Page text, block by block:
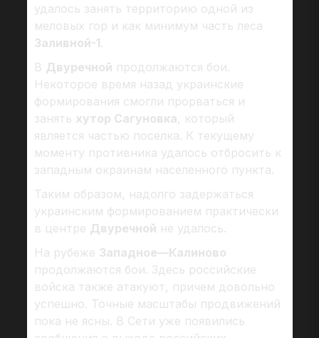
удалось занять территорию одной из
меловых гор и как минимум часть леса
Заливной-1.
В Двуречной продолжаются бои.
Некоторое время назад украинские
формирования смогли прорваться и
занять хутор Сагуновка, который
является частью поселка. К текущему
моменту противника удалось отбросить к
западным окраинам населенного пункта.
Таким образом, надолго задержаться
украинским формированием практически
в центре Двуречной не удалось.
На рубеже Западное—Калиново
продолжаются бои. Здесь российские
войска также атакуют, причем довольно
успешно. Точные масштабы продвижений
пока не ясны. В Сети уже появились